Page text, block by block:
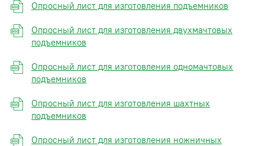
Опросный лист для изготовления подъемников
Опросный лист для изготовления двухмачтовых
подъемников
Опросный лист для изготовления одномачтовых
подъемников
Опросный лист для изготовления шахтных
подъемников
Опросный лист для изготовления ножничных